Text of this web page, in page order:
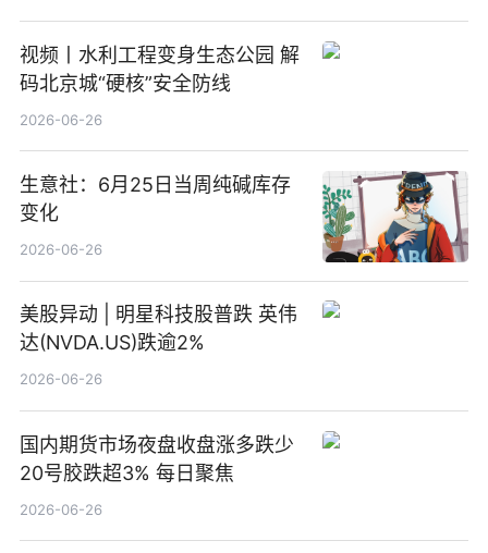
视频丨水利工程变身生态公园 解
码北京城“硬核”安全防线
2026-06-26
生意社：6月25日当周纯碱库存
变化
2026-06-26
美股异动 | 明星科技股普跌 英伟
达(NVDA.US)跌逾2%
2026-06-26
国内期货市场夜盘收盘涨多跌少
20号胶跌超3% 每日聚焦
2026-06-26